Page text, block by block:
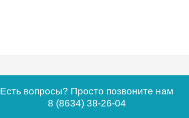
Есть вопросы? Просто позвоните нам
8 (8634) 38-26-04